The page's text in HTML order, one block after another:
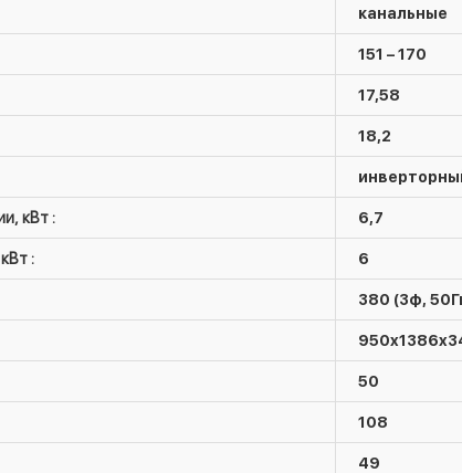
канальные
151 – 170
17,58
18,2
кВт : 6,7
: 6
380 (3ф,
50
108
49